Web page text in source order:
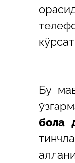
Бу
бола